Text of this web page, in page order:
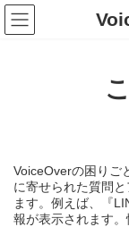
コ
ン
テ
ナ
ビ
ゲ
VoiceOverの困りご
に寄せられた質問
ます。例えば、『
報が表示されます